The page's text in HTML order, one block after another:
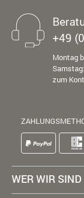
+49
Montag
zum
WER WIR SIND